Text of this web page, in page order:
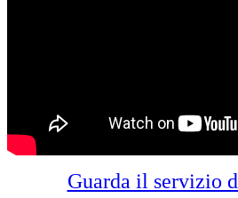
Guarda il servizio